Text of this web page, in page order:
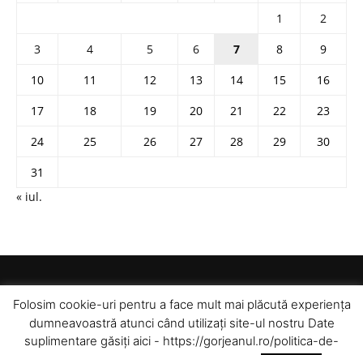
1
2
3
4 5 6 7 8
9
10
11 12 13 14 15
16
17
18 19 20 21 22
23
24
25 26 27 28 29
30
31
« iul.
Folosim cookie-uri pentru a face mult mai plăcută experiența
dumneavoastră atunci când utilizați site-ul nostru Date
suplimentare găsiți aici - https://gorjeanul.ro/politica-de-